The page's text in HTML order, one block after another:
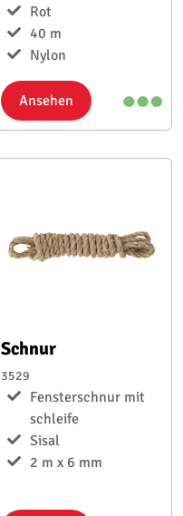
Rot
40 m
Nylon
Ansehen
Schnur
3529
Fensterschnur mit
schleife
Sisal
2 m x 6 mm